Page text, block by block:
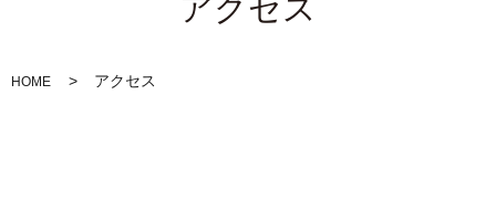
アクセス
HOME アクセス